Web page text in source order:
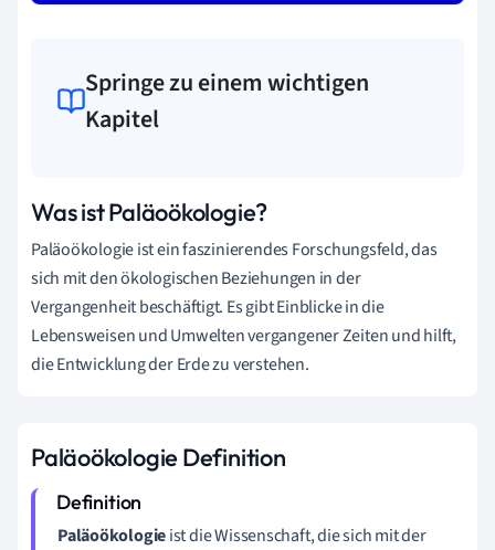
Springe zu einem wichtigen
Kapitel
Was ist Paläoökologie?
Paläoökologie ist ein faszinierendes Forschungsfeld, das
sich mit den ökologischen Beziehungen in der
Vergangenheit beschäftigt. Es gibt Einblicke in die
Lebensweisen und Umwelten vergangener Zeiten und hilft,
die Entwicklung der Erde zu verstehen.
Paläoökologie Definition
Paläoökologieist die Wissenschaft, die sich mit der